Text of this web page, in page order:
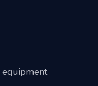
equipment